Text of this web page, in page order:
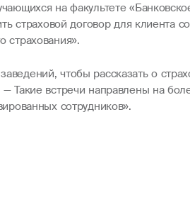
на факультете
страховой договор для
страхования».
чтобы рассказать о
Такие встречи направлены на
сотрудников».